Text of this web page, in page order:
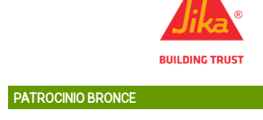
PATROCINIO BRONCE